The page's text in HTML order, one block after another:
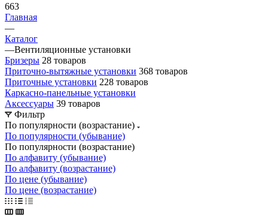
663
Главная
—
Каталог
—Вентиляционные установки
Бризеры 28 товаров
Приточно-вытяжные установки 368 товаров
Приточные установки 228 товаров
Каркасно-панельные установки
Аксессуары 39 товаров
Фильтр
По популярности (возрастание)
По популярности (убывание)
По популярности (возрастание)
По алфавиту (убывание)
По алфавиту (возрастание)
По цене (убывание)
По цене (возрастание)